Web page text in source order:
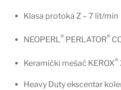
Klasa protoka Z – 7 lit/min
NEOPERL® PERLATOR®
Keramički mešač KEROX®
Heavy Duty ekscentar